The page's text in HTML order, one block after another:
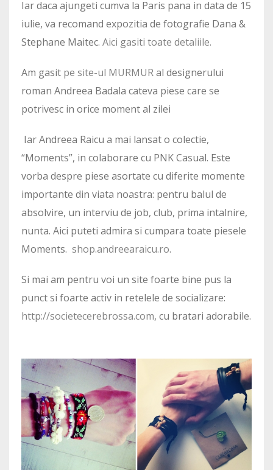
Iar daca ajungeti cumva la Paris pana in data de 15
iulie, va recomand expozitia de fotografie Dana &
Stephane Maitec. Aici gasiti toate detaliile.
Am gasit pe site-ul MURMURal designerului
roman Andreea Badala cateva piese care se
potrivesc in orice moment al zilei
Iar Andreea Raicu a mai lansat o colectie,
“Moments”, in colaborare cu PNK Casual. Este
vorba despre piese asortate cu diferite momente
importante din viata noastra: pentru balul de
absolvire, un interviu de job, club, prima intalnire,
nunta. Aici puteti admira si cumpara toate piesele
Moments. shop.andreearaicu.ro.
Si mai am pentru voi un site foarte bine pus la
punct si foarte activ in retelele de socializare:
http://societecerebrossa.com, cu bratari adorabile.